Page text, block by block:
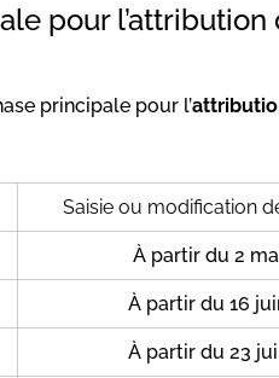
pour
principale pour l’
Saisie ou modification
À partir du 2
À partir du 16
À partir du 23